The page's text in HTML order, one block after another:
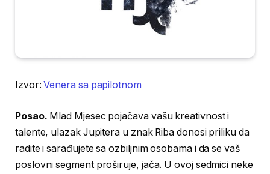
Izvor:Venera sa papilotnom
Posao. Mlad Mjesec pojačava vašu kreativnost i
talente, ulazak Jupitera u znak Riba donosi priliku da
radite i sarađujete sa ozbiljnim osobama i da se vaš
poslovni segment proširuje, jača. U ovoj sedmici neke